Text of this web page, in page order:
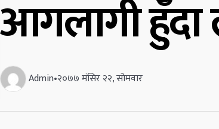
आगलागी हुँदा
Admin•२०७७ मंसिर २२, सोमवार